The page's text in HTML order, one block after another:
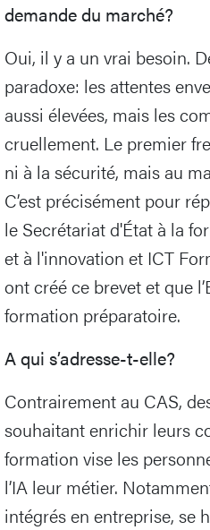
demande du marché?
Oui, il y a un vrai besoin.
paradoxe: les attentes
aussi élevées, mais les
cruellement. Le premier
ni à la sécurité, mais au
C’est précisément pour
le Secrétariat d'État à la
et à l'innovation et ICT
ont créé ce brevet et que
formation préparatoire.
A qui s’adresse-t-elle?
Contrairement au CAS,
souhaitant enrichir leurs
formation vise les
l’IA leur métier.
intégrés en entreprise, se